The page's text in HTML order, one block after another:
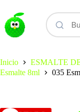
contenido
Inicio
ESMALTE
Esmalte 8ml
035